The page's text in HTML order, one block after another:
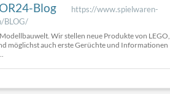
Blog
https://www.spielwaren-
BLOG/
Wir stellen neue Produkte von LEGO,
möglichst auch erste Gerüchte und Informationen